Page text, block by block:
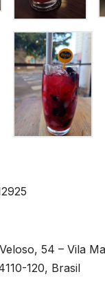
54 – Vila
120, Brasil